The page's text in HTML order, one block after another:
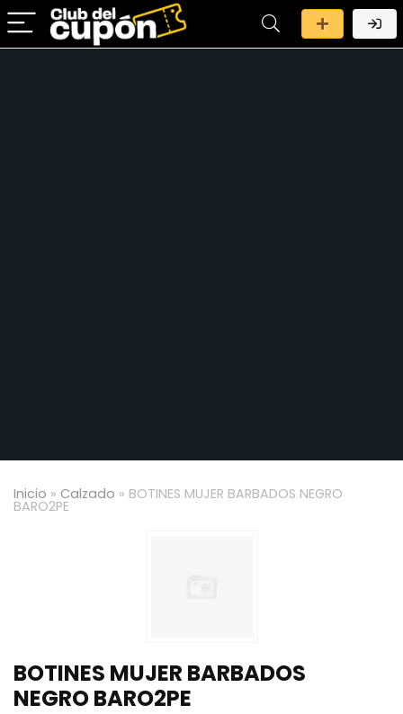
Inicio » Calzado » BOTINES MUJER BARBADOS NEGRO
BARO2PE
BOTINES MUJER BARBADOS
NEGRO BARO2PE